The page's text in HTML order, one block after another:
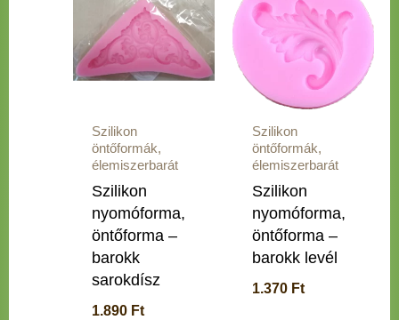
Szilikon
öntőformák,
élemiszerbarát
Szilikon
nyomóforma,
öntőforma –
barokk
sarokdísz
1.890 Ft
Szilikon
öntőformák,
élemiszerbarát
Szilikon
nyomóforma,
öntőforma –
barokk levél
1.370 Ft